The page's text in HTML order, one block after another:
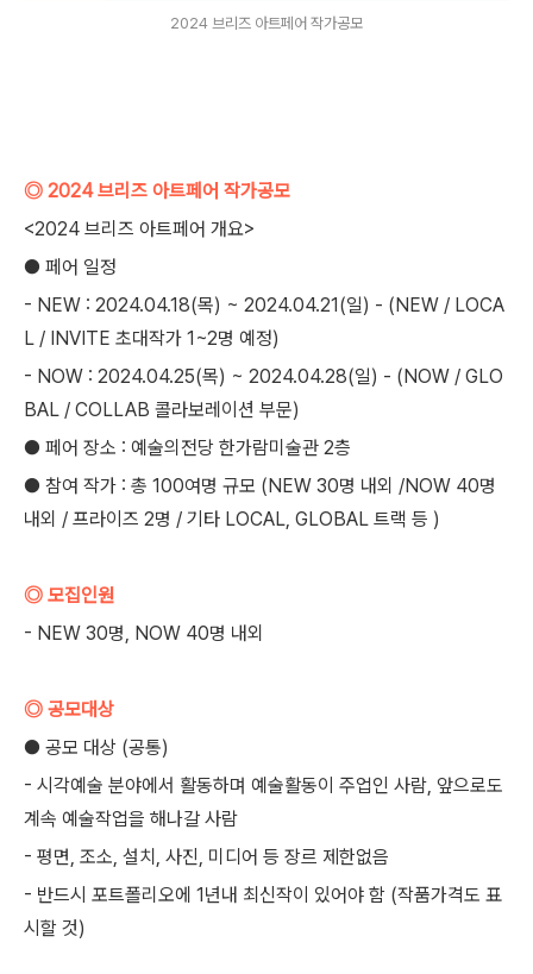
2024 브리즈 아트페어 작가공모
◎ 2024 브리즈 아트페어 작가공모
<2024 브리즈 아트페어 개요>
● 페어 일정
- NEW : 2024.04.18(목) ~ 2024.04.21(일) - (NEW / LOCA
L / INVITE 초대작가 1~2명 예정)
- NOW : 2024.04.25(목) ~ 2024.04.28(일) - (NOW / GLO
BAL / COLLAB 콜라보레이션 부문)
● 페어 장소 : 예술의전당 한가람미술관 2층
● 참여 작가 : 총 100여명 규모 (NEW 30명 내외 /NOW 40명
내외 / 프라이즈 2명 / 기타 LOCAL, GLOBAL 트랙 등 )
◎ 모집인원
- NEW 30명, NOW 40명 내외
◎ 공모대상
● 공모 대상 (공통)
- 시각예술 분야에서 활동하며 예술활동이 주업인 사람, 앞으로도
계속 예술작업을 해나갈 사람
- 평면, 조소, 설치, 사진, 미디어 등 장르 제한없음
- 반드시 포트폴리오에 1년내 최신작이 있어야 함 (작품가격도 표
시할 것)